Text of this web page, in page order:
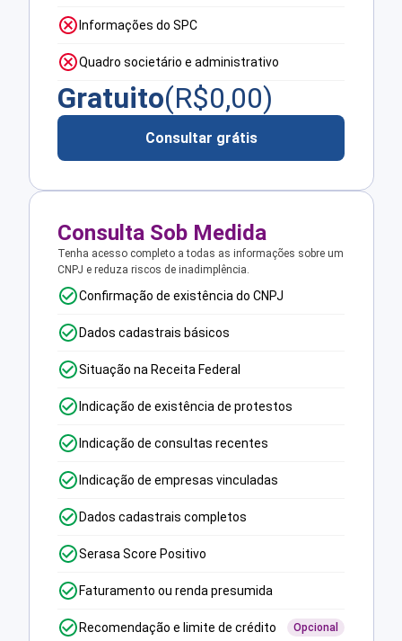
Informações do SPC
Quadro societário e administrativo
Gratuito(R$0,00)
Consultar grátis
Consulta Sob Medida
Tenha acesso completo a todas as informações sobre um
CNPJ e reduza riscos de inadimplência.
Confirmação de existência do CNPJ
Dados cadastrais básicos
Situação na Receita Federal
Indicação de existência de protestos
Indicação de consultas recentes
Indicação de empresas vinculadas
Dados cadastrais completos
Serasa Score Positivo
Faturamento ou renda presumida
Recomendação e limite de crédito Opcional